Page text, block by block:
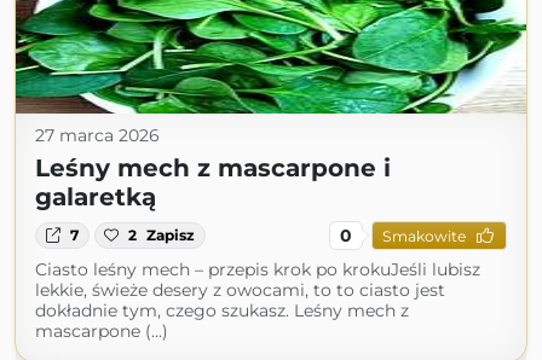
27 marca 2026
Leśny mech z mascarpone i
galaretką
7 2 Zapisz 0 Smakowite
Ciasto leśny mech – przepis krok po krokuJeśli lubisz
lekkie, świeże desery z owocami, to to ciasto jest
dokładnie tym, czego szukasz. Leśny mech z
mascarpone (...)